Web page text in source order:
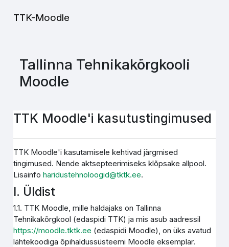
TTK-Moodle
Tallinna Tehnikakõrgkooli
Moodle
TTK Moodle'i kasutustingimused
TTK Moodle'i kasutamisele kehtivad järgmised
tingimused. Nende aktsepteerimiseks klõpsake allpool.
Lisainfoharidustehnoloogid@tktk.ee.
I. Üldist
1.1. TTK Moodle, mille haldajaks on Tallinna
Tehnikakõrgkool (edaspidi TTK) ja mis asub aadressil
https://moodle.tktk.ee (edaspidi Moodle), on üks avatud
lähtekoodiga õpihaldussüsteemi Moodle eksemplar.